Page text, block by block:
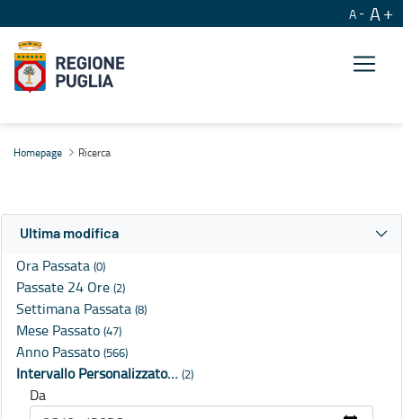
A A
Homepage Ricerca
Ultima modifica
Ora Passata (0)
Passate 24 Ore (2)
Settimana Passata (8)
Mese Passato (47)
Anno Passato (566)
Intervallo Personalizzato… (2)
Da